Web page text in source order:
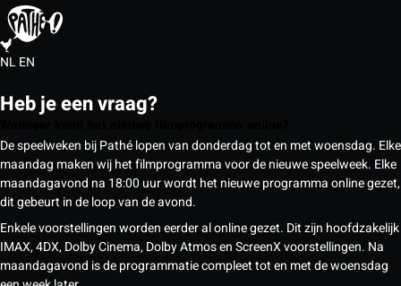
NLEN
Heb je een vraag?
De speelweken bij Pathé lopen van donderdag tot en met woensdag. Elke
maandag maken wij het filmprogramma voor de nieuwe speelweek. Elke
maandagavond na 18:00 uur wordt het nieuwe programma online gezet,
dit gebeurt in de loop van de avond.
Enkele voorstellingen worden eerder al online gezet. Dit zijn hoofdzakelijk
IMAX, 4DX, Dolby Cinema, Dolby Atmos en ScreenX voorstellingen. Na
maandagavond is de programmatie compleet tot en met de woensdag